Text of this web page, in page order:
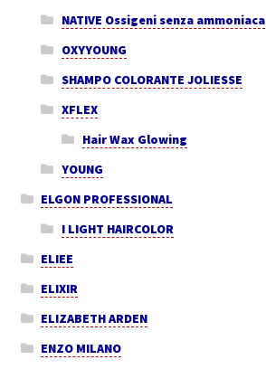
NATIVE Ossigeni senza ammoniaca
OXYYOUNG
SHAMPO COLORANTE JOLIESSE
XFLEX
Hair Wax Glowing
YOUNG
ELGON PROFESSIONAL
I LIGHT HAIRCOLOR
ELIEE
ELIXIR
ELIZABETH ARDEN
ENZO MILANO